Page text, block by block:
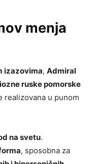
menja
izazovima, Admiral
ruske pomorske
realizovana u punom
na svetu.
, sposobna za